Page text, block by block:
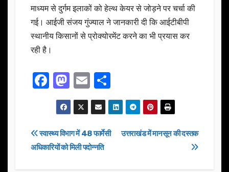
माध्यम से दुर्गम इलाकों को हेल्थ केयर से जोड़ने पर चर्चा की
गई। आईजी संजय गुंज्याल ने जानकारी दी कि आईटीबीपी
स्थानीय किसानों से प्रोक्योरमेंट करने का भी प्रयास कर
रही है।
F
a
c
e
b
M
a
st
o
d
E
m
ail
h
ar
e
Post
navigation
उत्तराखंड में मानसून की दस्तक
स्वास्थ्य विभाग में 48 फार्मेसी
अधिकारियों को मिली पदोन्नति